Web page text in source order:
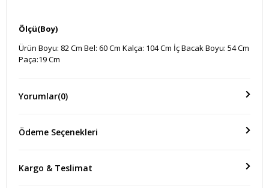
Ölçü(Boy)
Ürün Boyu: 82 Cm Bel: 60 Cm Kalça: 104 Cm İç Bacak Boyu: 54 Cm
Paça:19 Cm
Yorumlar(0)
Ödeme Seçenekleri
Kargo & Teslimat